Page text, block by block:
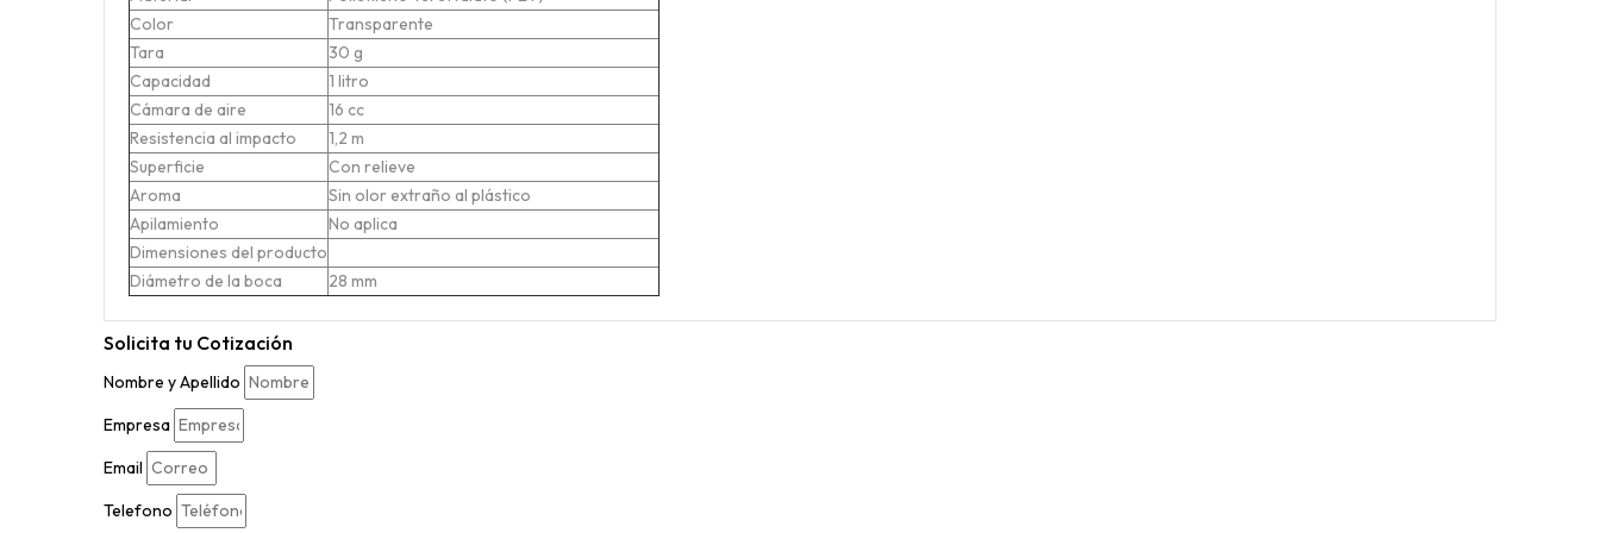
Color
Transparente
Tara
30 g
Capacidad
1 litro
Cámara de aire
16 cc
Resistencia al impacto
1,2 m
Superficie
Con relieve
Aroma
Sin olor extraño al plástico
Apilamiento
No aplica
Dimensiones del producto
Diámetro de la boca
28 mm
Solicita tu Cotización
Nombre y Apellido
Empresa
Email
Telefono